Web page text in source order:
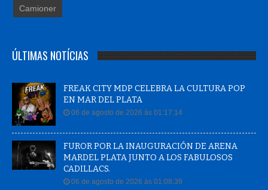
Camioner
ÚLTIMAS NOTÍCIAS
FREAK CITY MDP CELEBRA LA CULTURA POP
EN MAR DEL PLATA
06 de agosto de 2026 às 01:17:14
FUROR POR LA INAUGURACIÓN DE ARENA
MARDEL PLATA JUNTO A LOS FABULOSOS
CADILLACS.
06 de agosto de 2026 às 01:08:39